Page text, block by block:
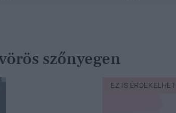
szőnyegen
EZ IS ÉRDEKELHET